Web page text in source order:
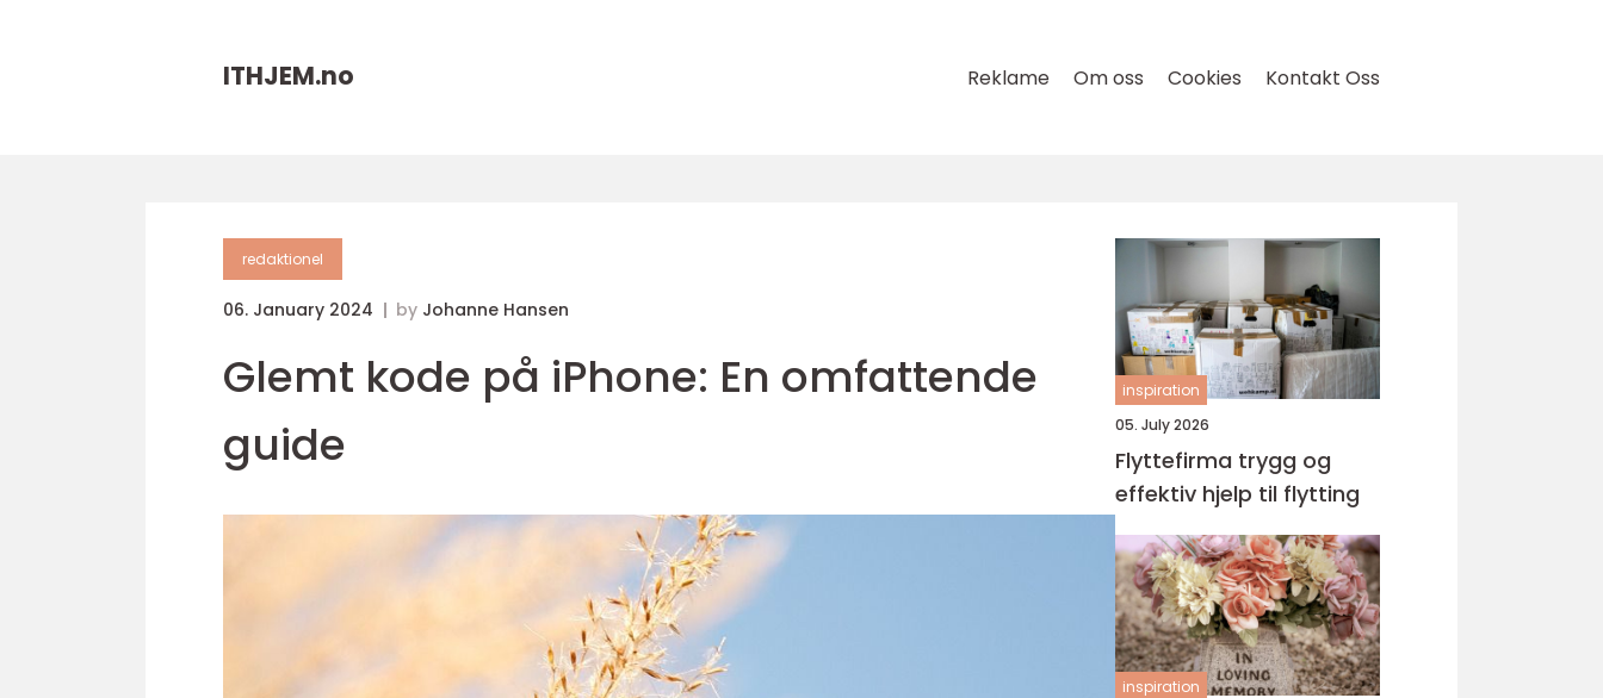
ITHJEM.no Reklame Om oss Cookies Kontakt Oss
redaktionel
06. January 2024 by Johanne Hansen
Glemt kode på iPhone: En omfattende
guide
inspiration
05. July 2026
Flyttefirma trygg og
effektiv hjelp til flytting
inspiration